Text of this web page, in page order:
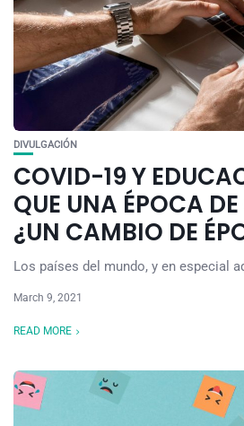
DIVULGACIÓN
COVID-19 Y
QUE UNA ÉPOCA
¿UN CAMBIO DE
Los países del mundo, y en especial
March 9, 2021
READ MORE